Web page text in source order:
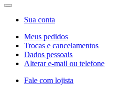
Sua conta
Meus pedidos
Trocas e cancelamentos
Dados pessoais
Alterar e-mail ou telefone
Fale com lojista